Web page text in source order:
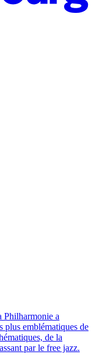
Philharmonie a
plus emblématiques de
de la
par le free jazz.